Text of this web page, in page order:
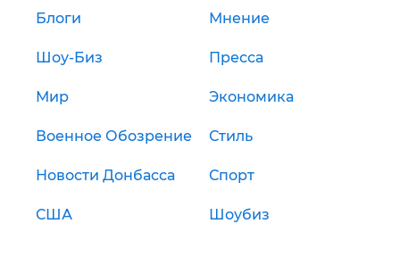
Блоги Мнение
Шоу-Биз Пресса
Мир Экономика
Военное Обозрение Стиль
Новости Донбасса Спорт
США Шоубиз